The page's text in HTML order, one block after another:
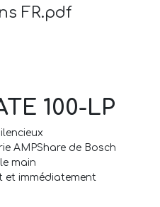
FR.pdf
100-LP
AMPShare de Bosch
main
et immédiatement